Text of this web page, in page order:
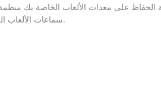
الحفاظ على معدات الألعاب الخاصة بك
سماعات الألعاب الخاص بك، بالإضافة إلى تقديم قائمة بالمواد والأدوات التي ستحتاجها للمشروع.